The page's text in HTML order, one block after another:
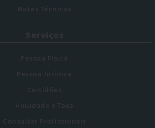
Notas Técnicas
Serviços
Pessoa Física
Pessoa Jurídica
Certidões
Anuidade e Taxa
Consultar Profissionais